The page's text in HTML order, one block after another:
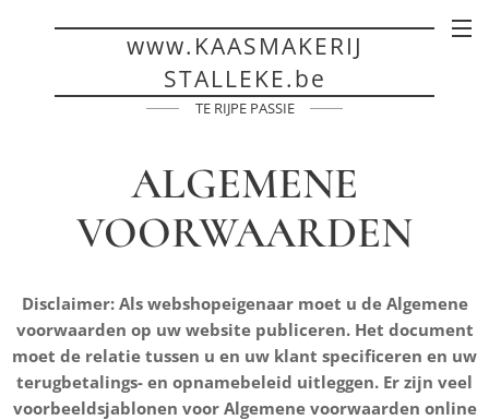
www.KAASMAKERIJ
STALLEKE.be
TE RIJPE PASSIE
ALGEMENE
VOORWAARDEN
Disclaimer: Als webshopeigenaar moet u de Algemene
voorwaarden op uw website publiceren. Het document
moet de relatie tussen u en uw klant specificeren en uw
terugbetalings- en opnamebeleid uitleggen. Er zijn veel
voorbeeldsjablonen voor Algemene voorwaarden online